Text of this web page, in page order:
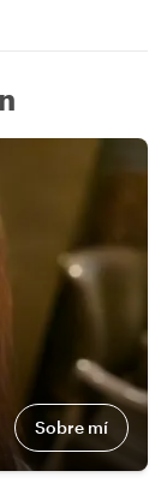
Sobre mí